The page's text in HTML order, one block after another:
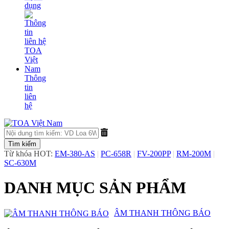
dụng
Thông
tin
liên
hệ
Từ khóa HOT: EM-380-AS | PC-658R | FV-200PP | RM-200M |
SC-630M
DANH MỤC SẢN PHẨM
​ÂM THANH THÔNG BÁO